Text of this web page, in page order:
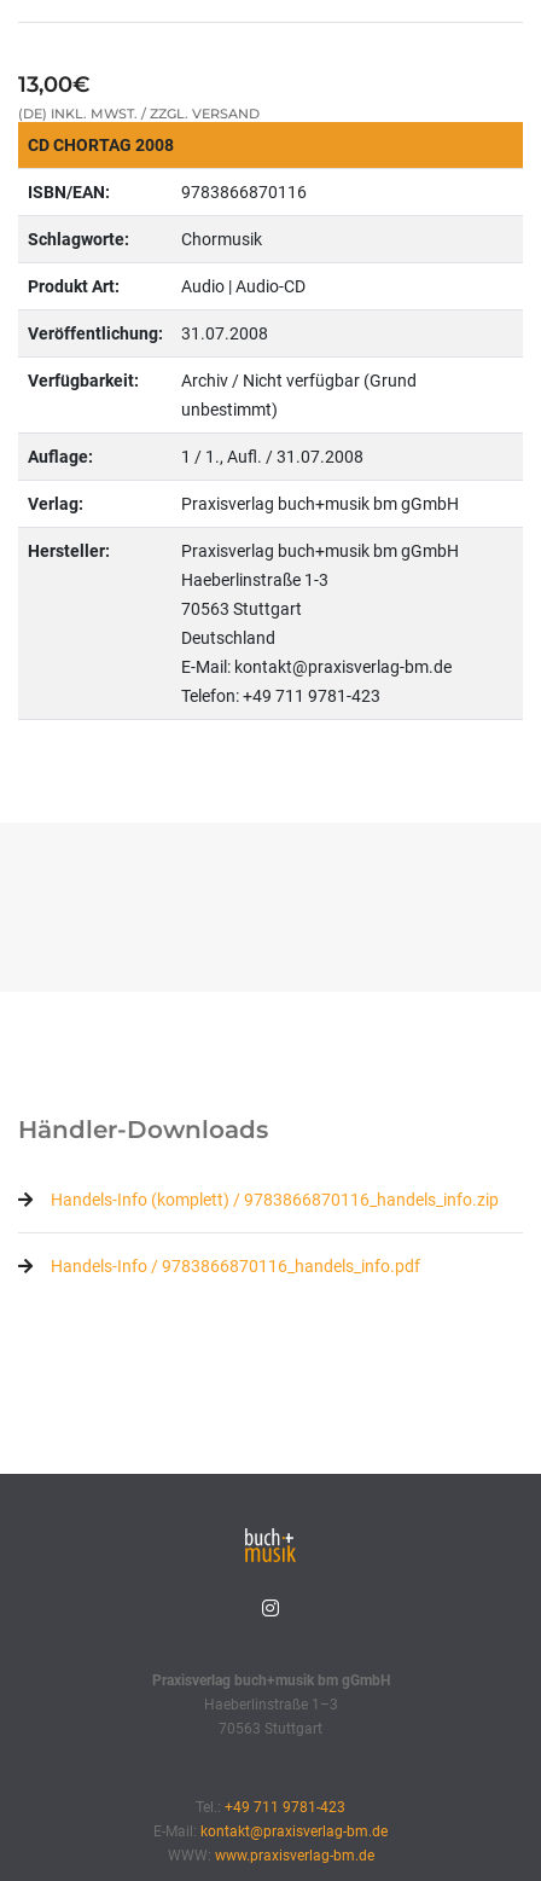
13,00€
(DE) INKL. MWST. / ZZGL. VERSAND
CD CHORTAG 2008
ISBN/EAN: 9783866870116
Schlagworte: Chormusik
Produkt Art: Audio | Audio-CD
Veröffentlichung: 31.07.2008
Verfügbarkeit:
Archiv / Nicht verfügbar (Grund
unbestimmt)
Auflage: 1 / 1., Aufl. / 31.07.2008
Verlag: Praxisverlag buch+musik bm gGmbH
Hersteller:
Praxisverlag buch+musik bm gGmbH
Haeberlinstraße 1-3
70563 Stuttgart
Deutschland
E-Mail: kontakt@praxisverlag-bm.de
Telefon: +49 711 9781-423
Händler-Downloads
Handels-Info (komplett) / 9783866870116_handels_info.zip
Handels-Info / 9783866870116_handels_info.pdf
Praxisverlag buch+musik bm gGmbH
Haeberlinstraße 1–3
70563 Stuttgart
Tel.: +49 711 9781-423
E-Mail: kontakt@praxisverlag-bm.de
WWW: www.praxisverlag-bm.de